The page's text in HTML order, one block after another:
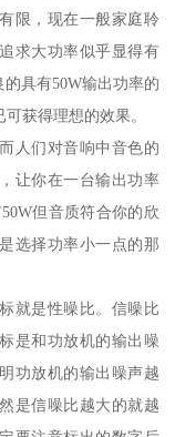
限，现在一般家庭聆
求大功率似乎显得有
具有50W输出功率的
获得理想的效果。
人们对音响中音色的
让你在一台输出功率
但音质符合你的欣
选择功率小一点的那
就是性噪比。信噪比
是和功放机的输出噪
功放机的输出噪声越
是信噪比越大的就越